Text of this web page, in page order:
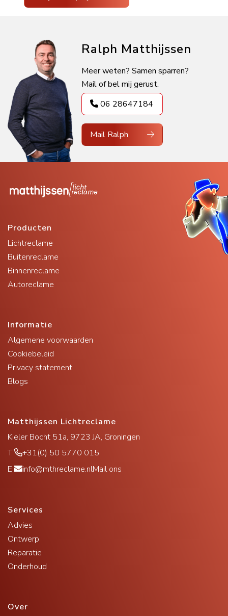
Ralph Matthijssen
Meer weten? Samen sparren?
Mail of bel mij gerust.
06 28647184
Mail Ralph
Producten
Lichtreclame
Buitenreclame
Binnenreclame
Autoreclame
Informatie
Algemene voorwaarden
Cookiebeleid
Privacy statement
Blogs
Matthijssen Lichtreclame
Kieler Bocht 51a, 9723 JA, Groningen
T
+31(0) 50 5770 015
E
info@mthreclame.nlMail ons
Services
Advies
Ontwerp
Reparatie
Onderhoud
Over